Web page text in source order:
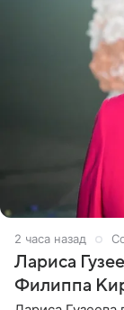
2 часа назад
Лариса
Филиппа